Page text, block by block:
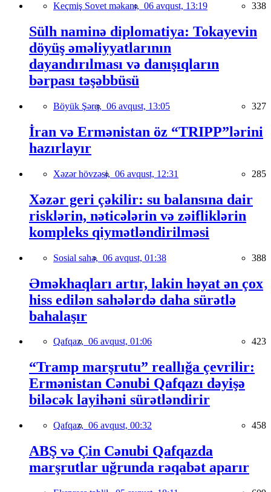
Keçmiş Sovet məkanı, 06 avqust, 13:19 338
Sülh naminə diplomatiya: Tokayevin
döyüş əməliyyatlarının
dayandırılması və danışıqların
bərpası təşəbbüsü
Böyük Şərq, 06 avqust, 13:05 327
İran və Ermənistan öz “TRIPP”lərini
hazırlayır
Xəzər hövzəsi, 06 avqust, 12:31 285
Xəzər geri çəkilir: su balansına dair
risklərin, nəticələrin və zəifliklərin
kompleks qiymətləndirilməsi
Sosial sahə, 06 avqust, 01:38 388
Əməkhaqları artır, lakin həyat ən çox
hiss edilən sahələrdə daha sürətlə
bahalaşır
Qafqaz, 06 avqust, 01:06 423
“Tramp marşrutu” reallığa çevrilir:
Ermənistan Cənubi Qafqazı dəyişə
biləcək layihəni sürətləndirir
Qafqaz, 06 avqust, 00:32 458
ABŞ və Çin Cənubi Qafqazda
marşrutlar uğrunda rəqabət aparır